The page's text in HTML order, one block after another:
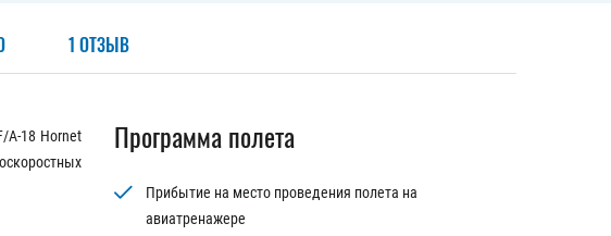
1 ОТЗЫВ
A-18 Hornet
Программа полета
Прибытие на место проведения полета на
авиатренажере